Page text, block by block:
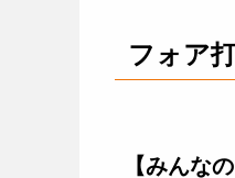
フォア
【みんな